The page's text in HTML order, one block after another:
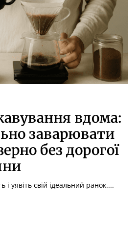
вдома:
заварювати
без дорогої
уявіть свій ідеальний ранок....